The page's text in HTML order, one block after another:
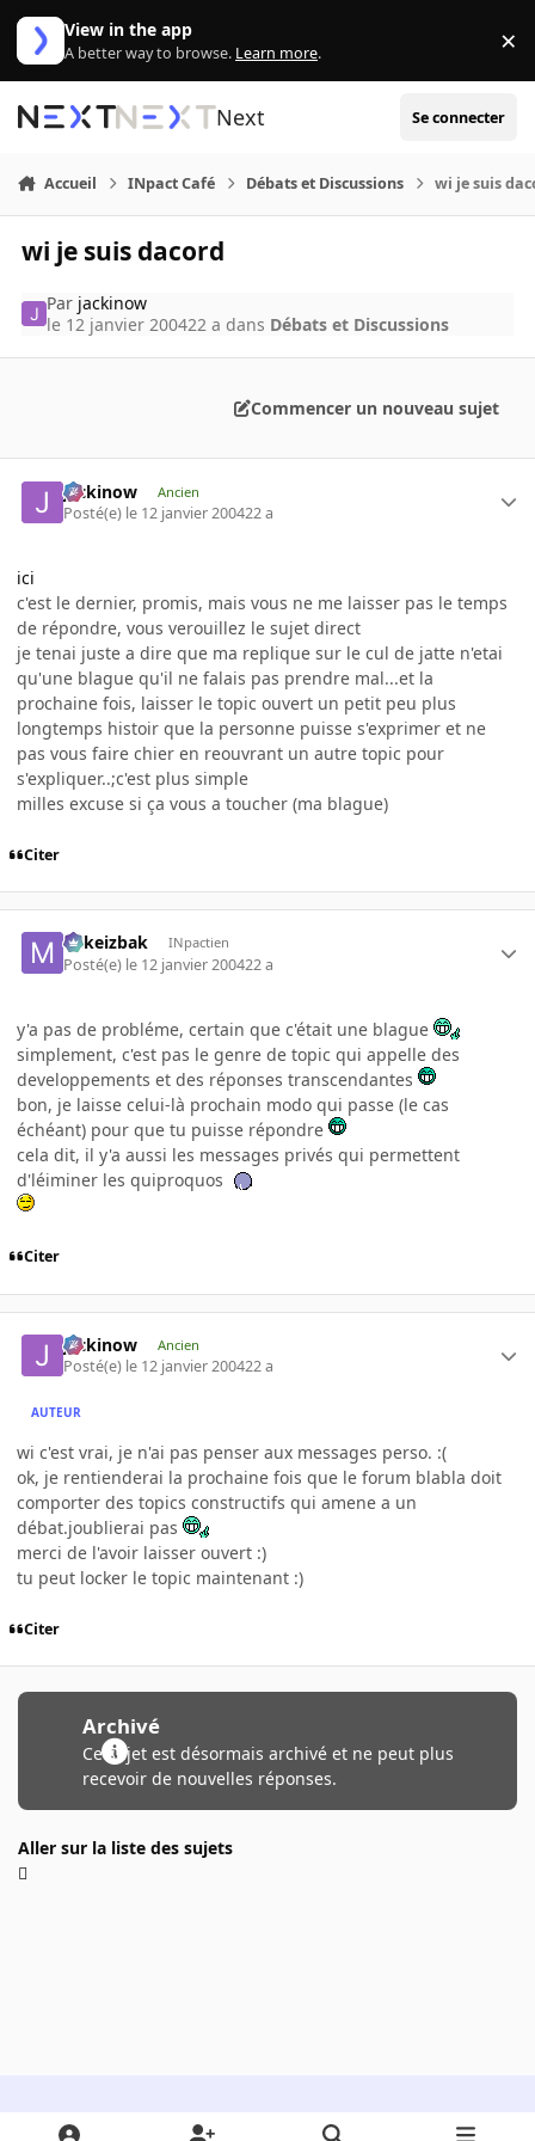
Aller au contenu
View in the app
A better way to browse. Learn more. ×
Next Se connecter
Accueil INpact Café Débats et Discussions wi je suis
wi je suis dacord
Par jackinow
le 12 janvier 200422 a dans Débats et Discussions
Commencer un nouveau sujet
jackinow Ancien
Posté(e) le 12 janvier 200422 a
ici
c'est le dernier, promis, mais vous ne me laisser pas le temps
de répondre, vous verouillez le sujet direct
je tenai juste a dire que ma replique sur le cul de jatte n'etai
qu'une blague qu'il ne falais pas prendre mal...et la
prochaine fois, laisser le topic ouvert un petit peu plus
longtemps histoir que la personne puisse s'exprimer et ne
pas vous faire chier en reouvrant un autre topic pour
s'expliquer..;c'est plus simple
milles excuse si ça vous a toucher (ma blague)
Citer
Mikeizbak INpactien
Posté(e) le 12 janvier 200422 a
y'a pas de probléme, certain que c'était une blague
simplement, c'est pas le genre de topic qui appelle des
developpements et des réponses transcendantes
bon, je laisse celui-là prochain modo qui passe (le cas
échéant) pour que tu puisse répondre
cela dit, il y'a aussi les messages privés qui permettent
d'léiminer les quiproquos
Citer
jackinow Ancien
Posté(e) le 12 janvier 200422 a
AUTEUR
wi c'est vrai, je n'ai pas penser aux messages perso. :(
ok, je rentienderai la prochaine fois que le forum blabla doit
comporter des topics constructifs qui amene a un
débat.joublierai pas
merci de l'avoir laisser ouvert :)
tu peut locker le topic maintenant :)
Citer
Archivé
Ce sujet est désormais archivé et ne peut plus
recevoir de nouvelles réponses.
Aller sur la liste des sujets